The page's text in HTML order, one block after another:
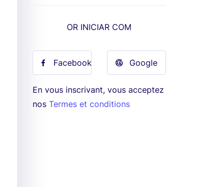
OR INICIAR COM
Facebook Google
En vous inscrivant, vous acceptez
nos Termes et conditions